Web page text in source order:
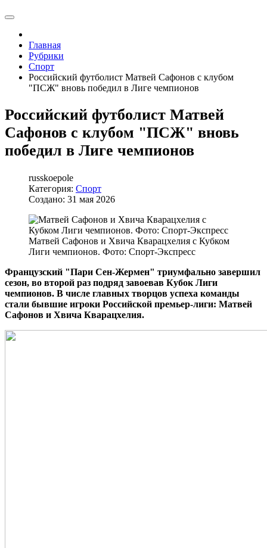
Главная
Рубрики
Спорт
Российский футболист Матвей Сафонов с клубом
"ПСЖ" вновь победил в Лиге чемпионов
Российский футболист Матвей
Сафонов с клубом "ПСЖ" вновь
победил в Лиге чемпионов
russkoepole
Категория: Спорт
Создано: 31 мая 2026
Матвей Сафонов и Хвича Кварацхелия с Кубком
Лиги чемпионов. Фото: Спорт-Экспресс
Французский "Пари Сен-Жермен" триумфально завершил
сезон, во второй раз подряд завоевав Кубок Лиги
чемпионов. В числе главных творцов успеха команды
стали бывшие игроки Российской премьер-лиги: Матвей
Сафонов и Хвича Кварацхелия.